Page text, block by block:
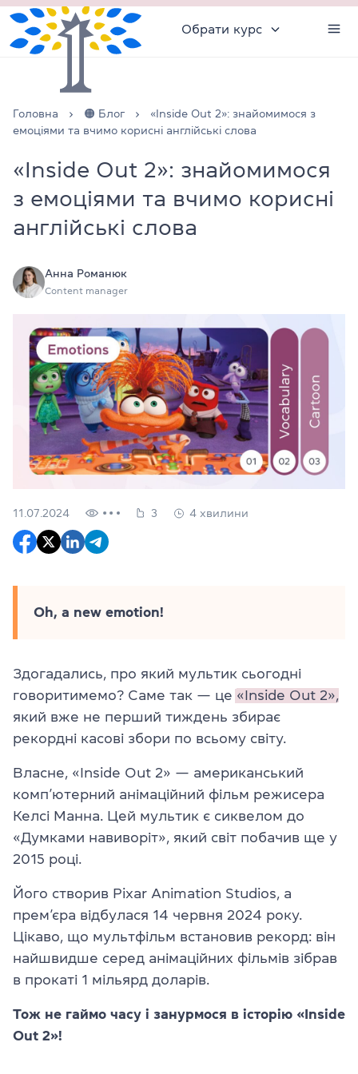
Обрати курс
Головна 🟠 Блог
«Inside Out 2»: знайомимося з
емоціями та вчимо корисні англійські слова
«Inside Out 2»: знайомимося
з емоціями та вчимо корисні
англійські слова
Анна Романюк
Content manager
11.07.2024 3 4 хвилини
Oh, a new emotion!
Здогадались, про який мультик сьогодні
говоритимемо? Саме так — це «Inside Out 2»,
який вже не перший тиждень збирає
рекордні касові збори по всьому світу.
Власне, «Inside Out 2» — американський
комп’ютерний анімаційний фільм режисера
Келсі Манна. Цей мультик є сиквелом до
«Думками навиворіт», який світ побачив ще у
2015 році.
Його створив Pixar Animation Studios, а
прем’єра відбулася 14 червня 2024 року.
Цікаво, що мультфільм встановив рекорд: він
найшвидше серед анімаційних фільмів зібрав
в прокаті 1 мільярд доларів.
Тож не гаймо часу і занурмося в історію «Inside
Out 2»!